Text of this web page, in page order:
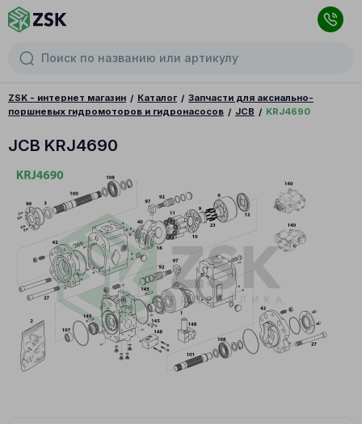
ZSK - интернет магазин Каталог
Запчасти для аксиально-
поршневых гидромоторов и гидронасосов
JCB KRJ4690
JCB KRJ4690